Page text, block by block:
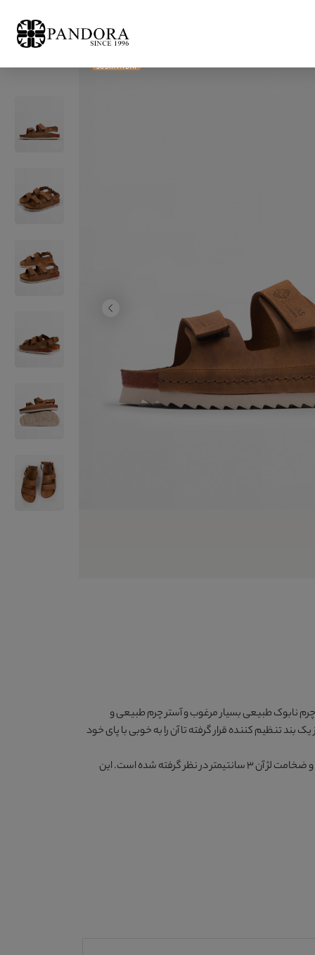
چرم نابوک طبیعی بسیار مرغوب و آستر چرم طبیعی و
بند تنظیم کننده قرار گرفته تا آن را به خوبی با پای خود
ارزنده 450 گرم است و ضخامت لژ آن 3 سانتیمتر در نظر گرفته شده است. این